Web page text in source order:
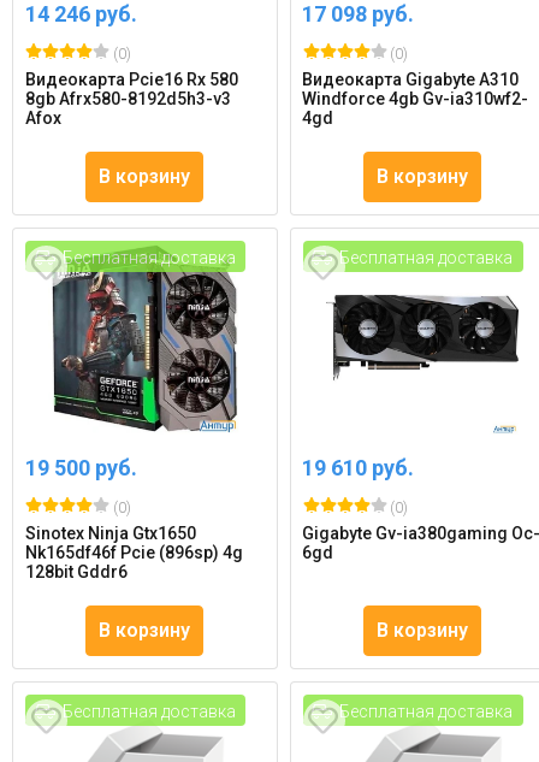
14 246 руб.
(0)
Видеокарта Pcie16 Rx 580
8gb Afrx580-8192d5h3-v3
Afox
В корзину
17 098 руб.
(0)
Видеокарта Gigabyte A310
Windforce 4gb Gv-ia310wf2-
4gd
В корзину
Бесплатная доставка
19 500 руб.
(0)
Sinotex Ninja Gtx1650
Nk165df46f Pcie (896sp) 4g
128bit Gddr6
В корзину
Бесплатная доставка
19 610 руб.
(0)
Gigabyte Gv-ia380gaming
6gd
В корзину
Бесплатная доставка Бесплатная доставка